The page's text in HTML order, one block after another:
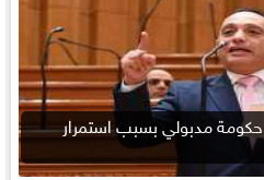
مدبولي بسبب استمرار